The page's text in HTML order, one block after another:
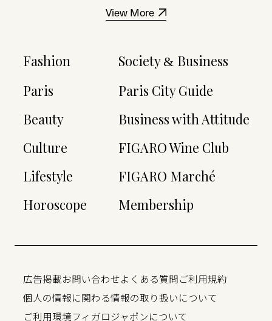
View More
Fashion
Paris
Beauty
Culture
Lifestyle
Horoscope
Society& Business
Paris City Guide
Business with Attitude
FIGARO Wine Club
FIGARO Marché
Membership
広告掲載お問い合わせよくある質問ご利用規約
個人の情報に関わる情報の取り扱いについて
ご利用環境フィガロジャポンについて